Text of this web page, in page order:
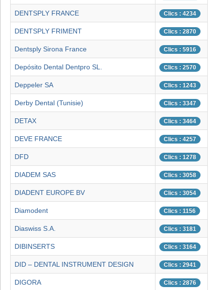
DENTSPLY FRANCE Clics : 4234
DENTSPLY FRIMENT Clics : 2870
Dentsply Sirona France Clics : 5916
Depósito Dental Dentpro SL. Clics : 2570
Deppeler SA Clics : 1243
Derby Dental (Tunisie) Clics : 3347
DETAX Clics : 3464
DEVE FRANCE Clics : 4257
DFD Clics : 1278
DIADEM SAS Clics : 3058
DIADENT EUROPE BV Clics : 3054
Diamodent Clics : 1156
Diaswiss S.A. Clics : 3181
DIBINSERTS Clics : 3164
DID – DENTAL INSTRUMENT DESIGN Clics : 2941
DIGORA Clics : 2876